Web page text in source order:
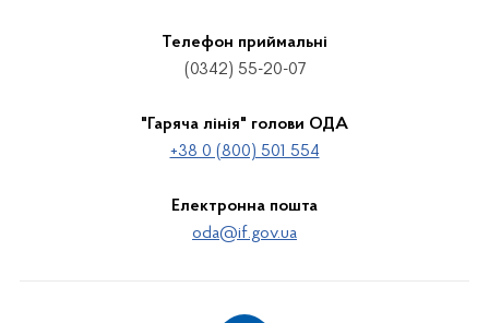
Телефон приймальні
(0342) 55-20-07
"Гаряча лінія" голови ОДА
+38 0 (800) 501 554
Електронна пошта
oda@if.gov.ua